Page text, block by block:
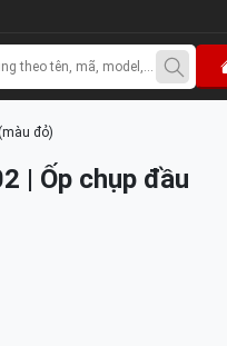
đỏ)
| Ốp chụp đầu